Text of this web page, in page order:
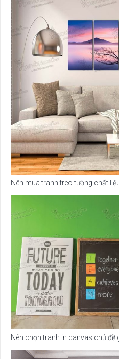
Nên mua tranh treo tường chất
Nên chọn tranh in canvas chủ đề